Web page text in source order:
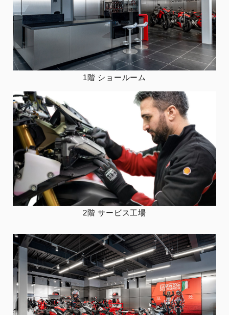
1階 ショールーム
2階 サービス工場